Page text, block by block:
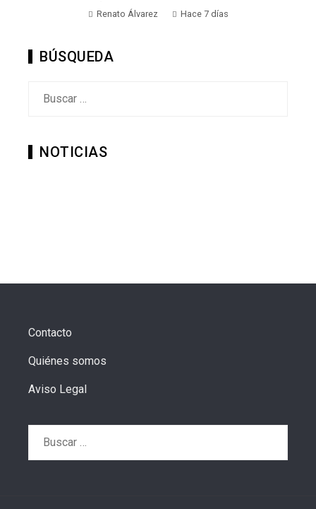
Renato Álvarez Hace 7 días
BÚSQUEDA
NOTICIAS
Contacto
Quiénes somos
Aviso Legal